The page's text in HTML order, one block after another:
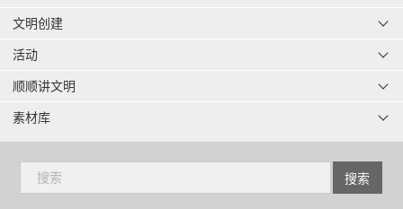
文明创建
活动
顺顺讲文明
素材库